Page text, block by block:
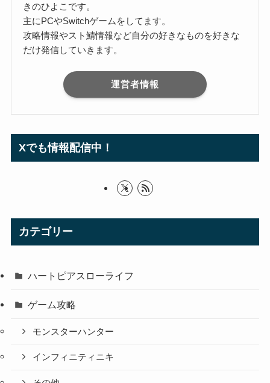
きのひよこです。
主にPCやSwitchゲームをしてます。
攻略情報やスト鯖情報など自分の好きなものを好きな
だけ発信していきます。
運営者情報
Xでも情報配信中！
カテゴリー
ハートピアスローライフ
ゲーム攻略
モンスターハンター
インフィニティニキ